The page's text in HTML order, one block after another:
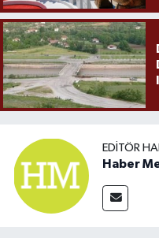
EDITÖR
Haber